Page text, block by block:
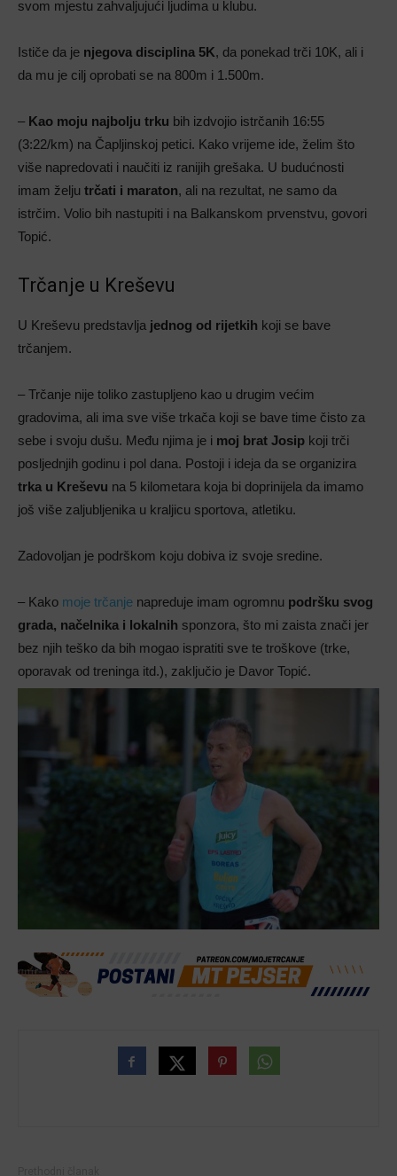
svom mjestu zahvaljujući ljudima u klubu.
Ističe da je njegova disciplina 5K, da ponekad trči 10K, ali i
da mu je cilj oprobati se na 800m i 1.500m.
– Kao moju najbolju trku bih izdvojio istrčanih 16:55
(3:22/km) na Čapljinskoj petici. Kako vrijeme ide, želim što
više napredovati i naučiti iz ranijih grešaka. U budućnosti
imam želju trčati i maraton, ali na rezultat, ne samo da
istrčim. Volio bih nastupiti i na Balkanskom prvenstvu, govori
Topić.
Trčanje u Kreševu
U Kreševu predstavlja jednog od rijetkih koji se bave
trčanjem.
– Trčanje nije toliko zastupljeno kao u drugim većim
gradovima, ali ima sve više trkača koji se bave time čisto za
sebe i svoju dušu. Među njima je i moj brat Josip koji trči
posljednjih godinu i pol dana. Postoji i ideja da se organizira
trka u Kreševu na 5 kilometara koja bi doprinijela da imamo
još više zaljubljenika u kraljicu sportova, atletiku.
Zadovoljan je podrškom koju dobiva iz svoje sredine.
– Kako moje trčanje napreduje imam ogromnu podršku svog
grada, načelnika i lokalnih sponzora, što mi zaista znači jer
bez njih teško da bih mogao ispratiti sve te troškove (trke,
oporavak od treninga itd.), zaključio je Davor Topić.